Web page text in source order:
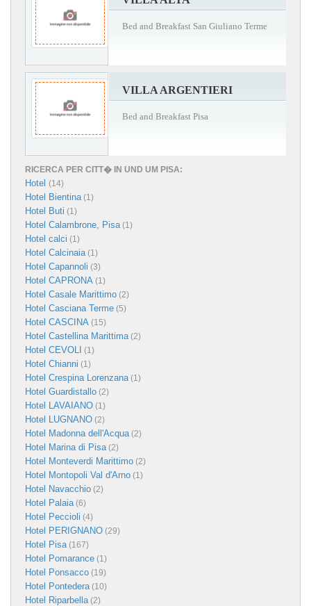
Bed and Breakfast San Giuliano Terme
VILLA ARGENTIERI
Bed and Breakfast Pisa
RICERCA PER CITT� IN UND UM PISA:
Hotel (14)
Hotel Bientina(1)
Hotel Buti (1)
Hotel Calambrone, Pisa(1)
Hotel calci (1)
Hotel Calcinaia(1)
Hotel Capannoli (3)
Hotel CAPRONA (1)
Hotel Casale Marittimo (2)
Hotel Casciana Terme (5)
Hotel CASCINA (15)
Hotel Castellina Marittima(2)
Hotel CEVOLI (1)
Hotel Chianni (1)
Hotel Crespina Lorenzana(1)
Hotel Guardistallo (2)
Hotel LAVAIANO (1)
Hotel LUGNANO (2)
Hotel Madonna dell'Acqua(2)
Hotel Marina di Pisa(2)
Hotel Monteverdi Marittimo (2)
Hotel Montopoli Val d'Arno (1)
Hotel Navacchio (2)
Hotel Palaia(6)
Hotel Peccioli (4)
Hotel PERIGNANO (29)
Hotel Pisa(167)
Hotel Pomarance (1)
Hotel Ponsacco (19)
Hotel Pontedera(10)
Hotel Riparbella(2)